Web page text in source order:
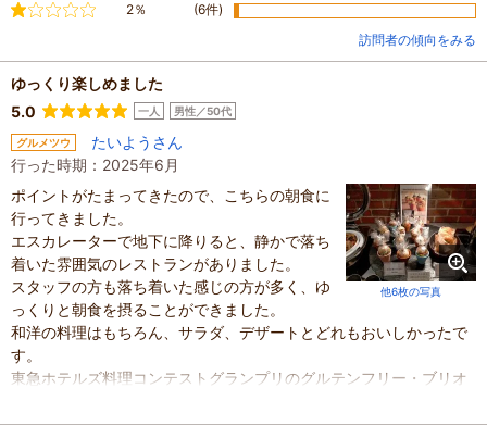
2％
(6件)
訪問者の傾向をみる
ゆっくり楽しめました
5.0
一人 男性／50代
グルメツウ
たいようさん
行った時期：2025年6月
他6枚の写真
ポイントがたまってきたので、こちらの朝食に
行ってきました。
エスカレーターで地下に降りると、静かで落ち
着いた雰囲気のレストランがありました。
スタッフの方も落ち着いた感じの方が多く、ゆ
っくりと朝食を摂ることができました。
和洋の料理はもちろん、サラダ、デザートとどれもおいしかったで
す。
東急ホテルズ料理コンテストグランプリのグルテンフリー・ブリオ
とてもおいしかった。7月末まであるらしいです。